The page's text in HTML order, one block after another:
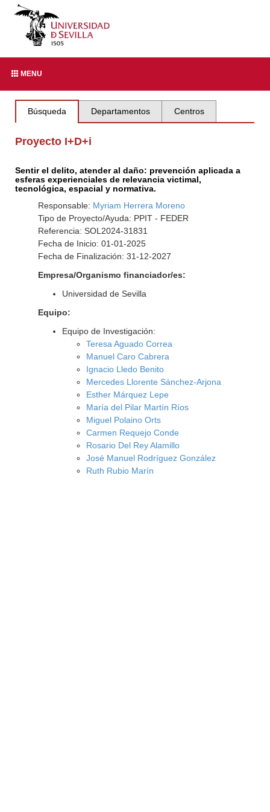
MENU
Búsqueda Departamentos Centros
Proyecto I+D+i
Sentir el delito, atender al daño: prevención aplicada a
esferas experienciales de relevancia victimal,
tecnológica, espacial y normativa.
Responsable: Myriam Herrera Moreno
Tipo de Proyecto/Ayuda: PPIT - FEDER
Referencia: SOL2024-31831
Fecha de Inicio: 01-01-2025
Fecha de Finalización: 31-12-2027
Empresa/Organismo financiador/es:
Universidad de Sevilla
Equipo:
Equipo de Investigación:
Teresa Aguado Correa
Manuel Caro Cabrera
Ignacio Lledo Benito
Mercedes Llorente Sánchez-Arjona
Esther Márquez Lepe
María del Pilar Martín Ríos
Miguel Polaino Orts
Carmen Requejo Conde
Rosario Del Rey Alamillo
José Manuel Rodríguez González
Ruth Rubio Marín